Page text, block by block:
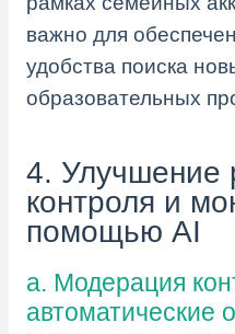
важно для
удобства поиска
образовательных
4. Улучшение
контроля и
помощью AI
a. Модерация
автоматические